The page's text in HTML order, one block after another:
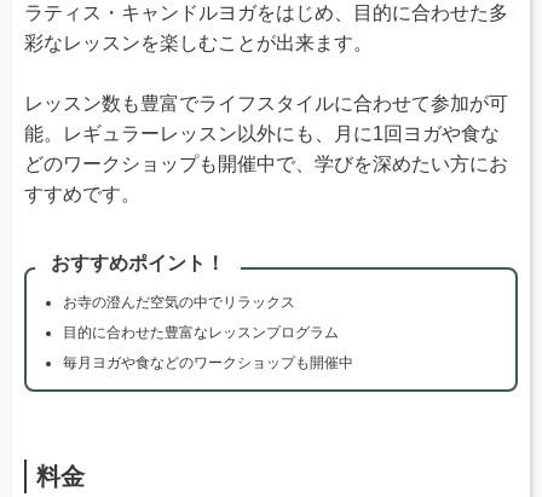
ラティス・キャンドルヨガをはじめ、目的に合わせた多
彩なレッスンを楽しむことが出来ます。
レッスン数も豊富でライフスタイルに合わせて参加が可
能。レギュラーレッスン以外にも、月に1回ヨガや食な
どのワークショップも開催中で、学びを深めたい方にお
すすめです。
おすすめポイント！
お寺の澄んだ空気の中でリラックス
目的に合わせた豊富なレッスンプログラム
毎月ヨガや食などのワークショップも開催中
料金